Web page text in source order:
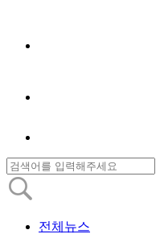
전체뉴스